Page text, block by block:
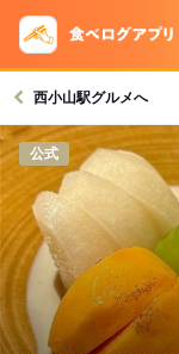
西小山駅グルメへ
公式